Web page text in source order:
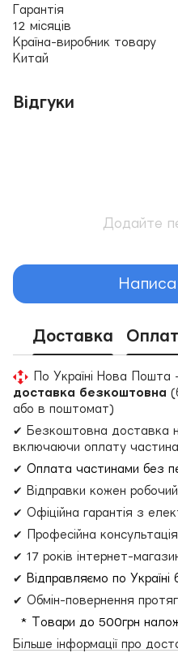
Гарантія
12 місяців
Країна-виробник товару
Китай
Відгуки
Додайте
Доставка
По Україні Нова Пошта
доставка безкоштовна
або в поштомат)
✔ Безкоштовна доставка
включаючи оплату
✔ Оплата частинами без
✔ Відправки кожен робочий
✔ Офіційна гарантія з
✔ Професійна консультація
✔ 17 років інтернет-
✔ Відправляємо по
✔ Обмін-повернення
* Товари до 500грн
Більше інформації про